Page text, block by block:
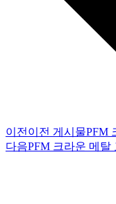
이전 이전 게시물PFM
다음PFM 크라운 메탈